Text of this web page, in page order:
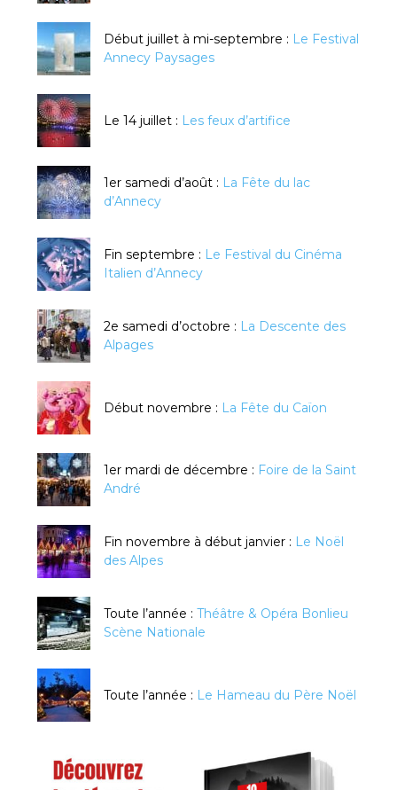
Début juillet à mi-septembre : Le Festival
Annecy Paysages
Le 14 juillet : Les feux d’artifice
1er samedi d’août : La Fête du lac
d’Annecy
Fin septembre : Le Festival du Cinéma
Italien d’Annecy
2e samedi d’octobre : La Descente des
Alpages
Début novembre : La Fête du Caïon
1er mardi de décembre : Foire de la Saint
André
Fin novembre à début janvier : Le Noël
des Alpes
Toute l’année : Théâtre & Opéra Bonlieu
Scène Nationale
Toute l’année : Le Hameau du Père Noël